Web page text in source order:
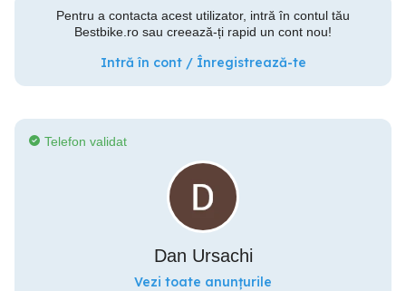
Pentru a contacta acest utilizator, intră în contul tău
Bestbike.ro sau creează-ți rapid un cont nou!
Intră în cont / Înregistrează-te
Telefon validat
Dan Ursachi
Vezi toate anunțurile